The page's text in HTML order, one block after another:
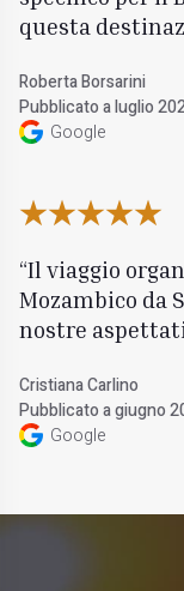
questa
Roberta Borsarini
Pubblicato a luglio
Google
Il viaggio
Mozambico da
nostre
Cristiana Carlino
Pubblicato a giugno
Google